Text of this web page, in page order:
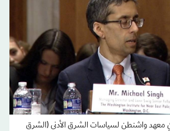
في معهد واشنطن لسياسات الشرق الأدنى (الشرق